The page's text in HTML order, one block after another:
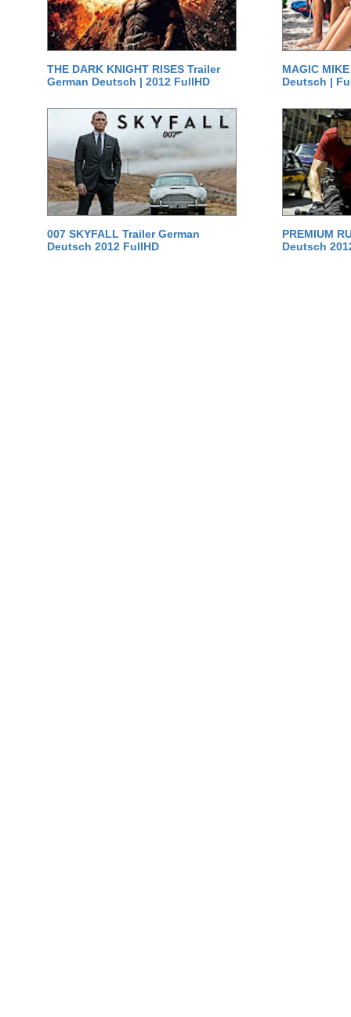
THE DARK KNIGHT RISES Trailer
German Deutsch | 2012 FullHD
MAGIC
Deutsch |
007 SKYFALL Trailer German
Deutsch 2012 FullHD
PREMIUM
Deutsch